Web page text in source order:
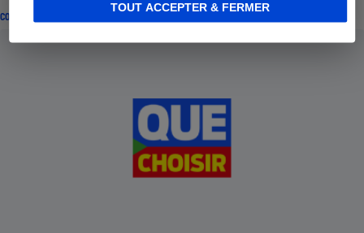
TOUT ACCEPTER & FERMER
CONSEILS